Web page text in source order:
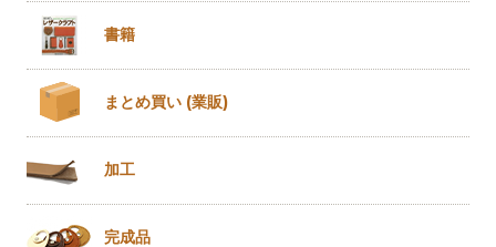
書籍
まとめ買い (業販)
加工
完成品